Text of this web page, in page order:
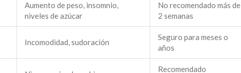
Aumento de peso, insomnio,
niveles de azúcar
No recomendado más de
2 semanas
Incomodidad, sudoración
Seguro para meses o
años
Recomendado